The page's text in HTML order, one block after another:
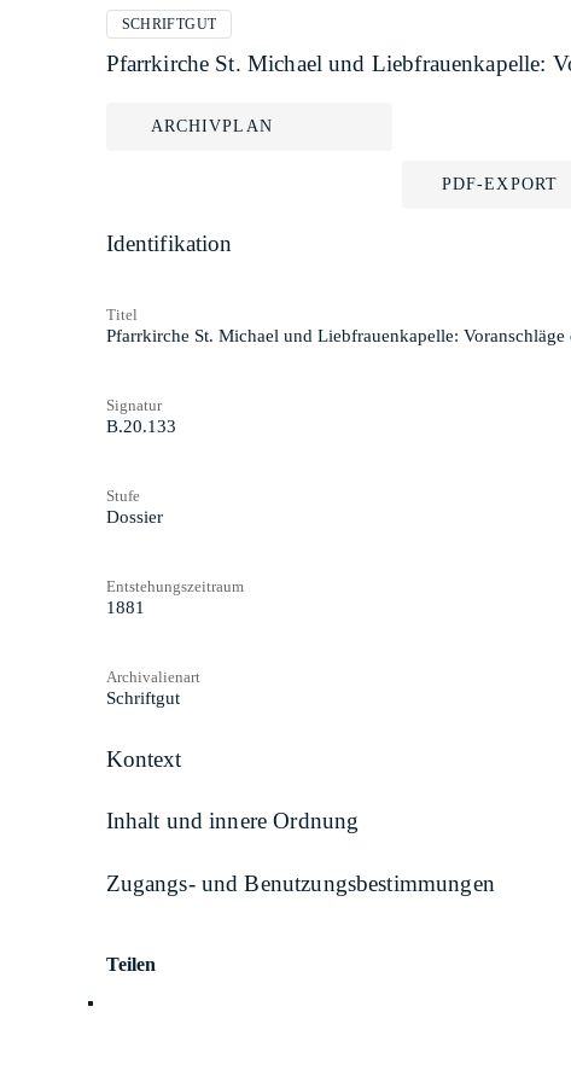
SCHRIFTGUT
Pfarrkirche St. Michael und Liebfrauenkapelle:
ARCHIVPLAN
PDF-EXPORT
Identifikation
Titel
Pfarrkirche St. Michael und Liebfrauenkapelle: Voranschläge
Signatur
B.20.133
Stufe
Dossier
Entstehungszeitraum
1881
Archivalienart
Schriftgut
Kontext
Inhalt und innere Ordnung
Zugangs- und Benutzungsbestimmungen
Teilen